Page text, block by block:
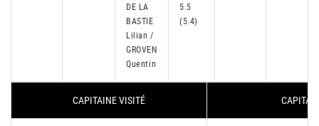
DE LA
BASTIE
Lilian /
GROVEN
Quentin
5.5
(5.4)
CAPITAINE VISITÉ